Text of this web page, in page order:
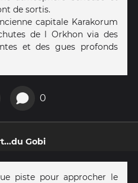
de sortis.
capitale Karakorum
de l Orkhon via des
et des gues profonds
0
Gobi
piste pour approcher le